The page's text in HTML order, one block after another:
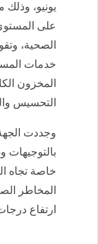
يونيو،
على
الصحية،
خدمات
المخزون
التحسيس
وجددت الجهة
بالتوجيهات
خاصة تجاه
المخاطر
ارتفاع